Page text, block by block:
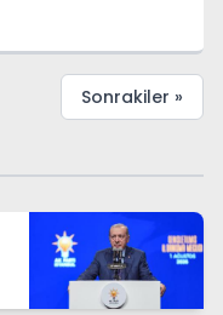
Sonrakiler »